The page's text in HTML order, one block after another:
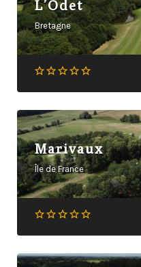
L’Odet
Bretagne
Marivaux
Île de France